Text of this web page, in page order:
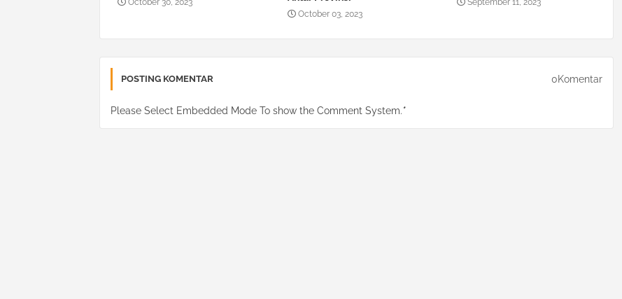
October 30, 2023
October 03, 2023
September 11, 2023
POSTING KOMENTAR 0Komentar
Please Select Embedded Mode To show the Comment System.*